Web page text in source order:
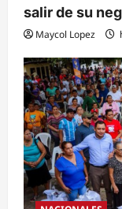
salir de su
Maycol Lopez